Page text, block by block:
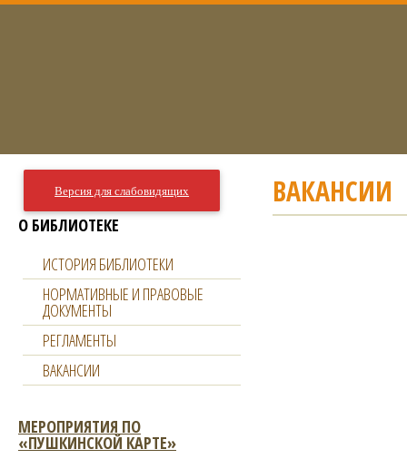
ВАКАНСИИ
Версия для слабовидящих
О БИБЛИОТЕКЕ
ИСТОРИЯ БИБЛИОТЕКИ
НОРМАТИВНЫЕ И ПРАВОВЫЕ
ДОКУМЕНТЫ
РЕГЛАМЕНТЫ
ВАКАНСИИ
МЕРОПРИЯТИЯ ПО
«ПУШКИНСКОЙ КАРТЕ»